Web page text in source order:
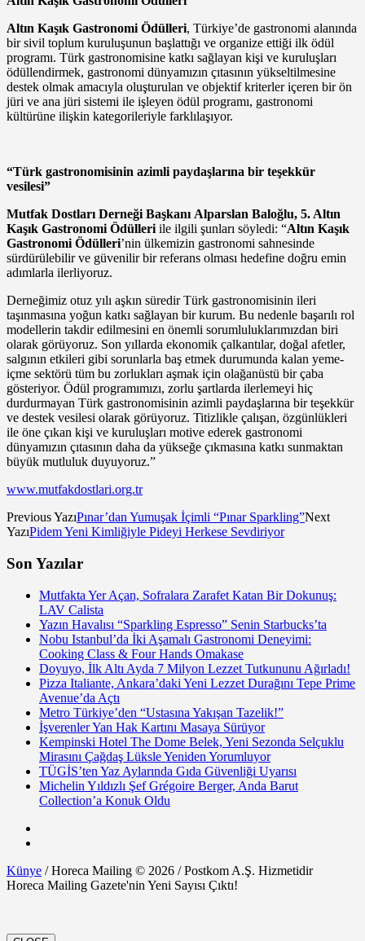
Altın Kaşık Gastronomi Ödülleri, Türkiye’de gastronomi alanında
bir sivil toplum kuruluşunun başlattığı ve organize ettiği ilk ödül
programı. Türk gastronomisine katkı sağlayan kişi ve kuruluşları
ödüllendirmek, gastronomi dünyamızın çıtasının yükseltilmesine
destek olmak amacıyla oluşturulan ve objektif kriterler içeren bir ön
jüri ve ana jüri sistemi ile işleyen ödül programı, gastronomi
kültürüne ilişkin kategorileriyle farklılaşıyor.
“Türk gastronomisinin azimli paydaşlarına bir teşekkür
vesilesi”
Mutfak Dostları Derneği Başkanı Alparslan Baloğlu, 5. Altın
Kaşık Gastronomi Ödülleri ile ilgili şunları söyledi: “Altın Kaşık
Gastronomi Ödülleri’nin ülkemizin gastronomi sahnesinde
sürdürülebilir ve güvenilir bir referans olması hedefine doğru emin
adımlarla ilerliyoruz.
Derneğimiz otuz yılı aşkın süredir Türk gastronomisinin ileri
taşınmasına yoğun katkı sağlayan bir kurum. Bu nedenle başarılı rol
modellerin takdir edilmesini en önemli sorumluluklarımızdan biri
olarak görüyoruz. Son yıllarda ekonomik çalkantılar, doğal afetler,
salgının etkileri gibi sorunlarla baş etmek durumunda kalan yeme-
içme sektörü tüm bu zorlukları aşmak için olağanüstü bir çaba
gösteriyor. Ödül programımızı, zorlu şartlarda ilerlemeyi hiç
durdurmayan Türk gastronomisinin azimli paydaşlarına bir teşekkür
ve destek vesilesi olarak görüyoruz. Titizlikle çalışan, özgünlükleri
ile öne çıkan kişi ve kuruluşları motive ederek gastronomi
dünyamızın çıtasının daha da yükseğe çıkmasına katkı sunmaktan
büyük mutluluk duyuyoruz.”
www.mutfakdostlari.org.tr
Previous YazıPınar’dan Yumuşak İçimli “Pınar Sparkling”Next
YazıPidem Yeni Kimliğiyle Pideyi Herkese Sevdiriyor
Son Yazılar
Mutfakta Yer Açan, Sofralara Zarafet Katan Bir Dokunuş:
LAV Calista
Yazın Havalısı “Sparkling Espresso” Senin Starbucks’ta
Nobu Istanbul’da İki Aşamalı Gastronomi Deneyimi:
Cooking Class & Four Hands Omakase
Doyuyo, İlk Altı Ayda 7 Milyon Lezzet Tutkununu Ağırladı!
Pizza Italiante, Ankara’daki Yeni Lezzet Durağını Tepe Prime
Avenue’da Açtı
Metro Türkiye’den “Ustasına Yakışan Tazelik!”
İşverenler Yan Hak Kartını Masaya Sürüyor
Kempinski Hotel The Dome Belek, Yeni Sezonda Selçuklu
Mirasını Çağdaş Lüksle Yeniden Yorumluyor
TÜGİS’ten Yaz Aylarında Gıda Güvenliği Uyarısı
Michelin Yıldızlı Şef Grégoire Berger, Anda Barut
Collection’a Konuk Oldu
Künye / Horeca Mailing © 2026 / Postkom A.Ş. Hizmetidir
Horeca Mailing Gazete'nin Yeni Sayısı Çıktı!